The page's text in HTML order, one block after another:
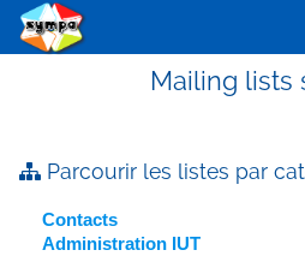
Mailing lists
Parcourir les listes par
Contacts
Administration IUT